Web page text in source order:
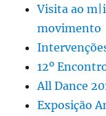
Visita ao
movimento
12º
All Dance
Exposição